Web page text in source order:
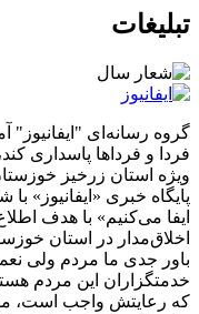
تبلیغات
گروه رسانه‌ای "ایفانیوز"
فردا و فرداها پاسداری
ویژه استان زرخیز
پایگاه خبری «ایفانیوز»
ایفا می‌کنیم» با هدف
اخلاق‌مدار در استان
باور جدی ما مردم ولی
خدمتگزاران این مردم
كه رعایتش واجب است،